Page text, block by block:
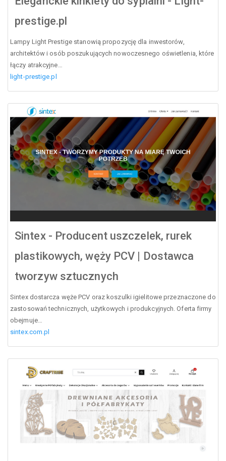
prestige.pl
Lampy Light Prestige stanowią propozycję dla inwestorów,
architektów i osób poszukujących nowoczesnego oświetlenia, które
łączy atrakcyjne…
light-prestige.pl
Sintex - Producent uszczelek, rurek
plastikowych, węży PCV | Dostawca
tworzyw sztucznych
Sintex dostarcza węże PCV oraz koszulki igielitowe przeznaczone do
zastosowań technicznych, użytkowych i produkcyjnych. Oferta firmy
obejmuje…
sintex.com.pl